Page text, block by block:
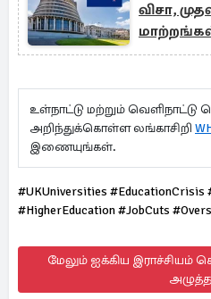
விசா,
மாற்றங்கள்
உள்நாட்டு மற்றும்
அறிந்துக்கொள்ள லங்காசிறி
இணையுங்கள்.
#UKUniversities #EducationCrisis
#HigherEducation #JobCuts
மேலும் ஐக்கிய இராச்சியம்